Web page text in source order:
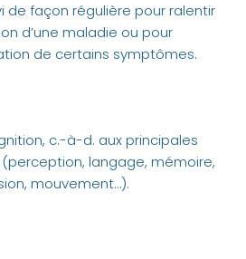
de façon régulière pour ralentir
d’une maladie ou pour
de certains symptômes.
c.-à-d. aux principales
langage, mémoire,
mouvement…).